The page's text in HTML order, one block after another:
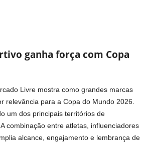
ganha força com Copa
Livre mostra como grandes marcas
relevância para a Copa do Mundo 2026.
um dos principais territórios de
combinação entre atletas, influenciadores
alcance, engajamento e lembrança de